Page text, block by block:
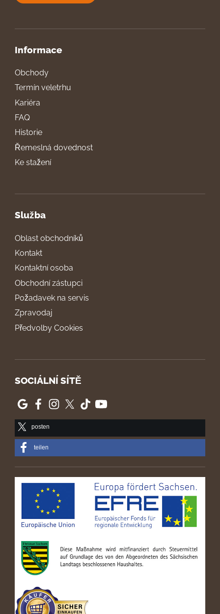
Informace
Obchody
Termín veletrhu
Kariéra
FAQ
Historie
Řemeslná dovednost
Ke stažení
Služba
Oblast obchodníků
Kontakt
Kontaktní osoba
Obchodní zástupci
Požadavek na servis
Zpravodaj
Předvolby Cookies
SOCIÁLNÍ SÍTĚ
posten
teilen